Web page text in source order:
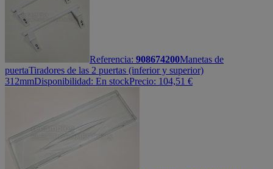
Referencia: 908674200Manetas de
puertaTiradores de las 2 puertas (inferior y superior)
312mmDisponibilidad: En stockPrecio: 104,51 €